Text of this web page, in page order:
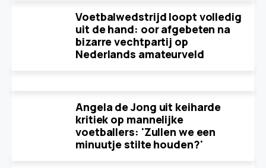
Voetbalwedstrijd loopt volledig
uit de hand: oor afgebeten na
bizarre vechtpartij op
Nederlands amateurveld
Angela de Jong uit keiharde
kritiek op mannelijke
voetballers: 'Zullen we een
minuutje stilte houden?'